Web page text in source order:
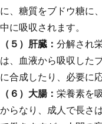
に、糖質をブドウ糖に
中に吸収されます。
（５）肝臓： 分解され
は、血液から吸収した
に合成したり、必要に
（６）大腸： 栄養素を
からなり、成人で長さ